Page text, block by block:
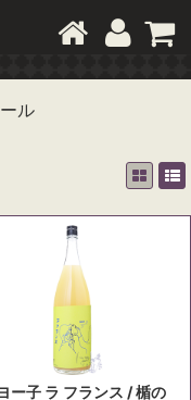
ル
ー子 ラ フランス / 楯の